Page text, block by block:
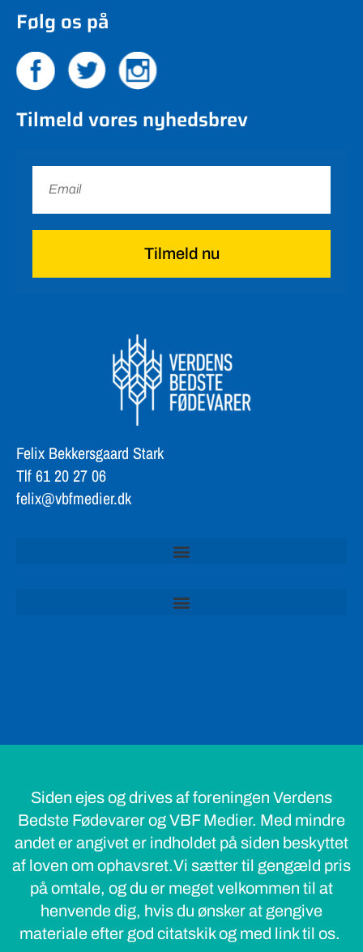
Følg os på
Tilmeld vores nyhedsbrev
Tilmeld nu
Felix Bekkersgaard Stark
Tlf 61 20 27 06
felix@vbfmedier.dk
Siden ejes og drives af foreningen Verdens
Bedste Fødevarer og VBF Medier. Med mindre
andet er angivet er indholdet på siden beskyttet
af loven om ophavsret.Vi sætter til gengæld pris
på omtale, og du er meget velkommen til at
henvende dig, hvis du ønsker at gengive
materiale efter god citatskik og med link til os.